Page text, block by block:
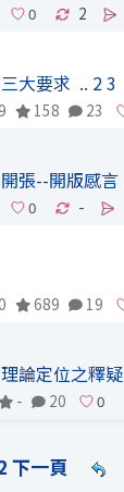
2
大要求 .. 23
158 23
張--開版感言
-
689 19
論定位之釋疑
- 20
下一頁